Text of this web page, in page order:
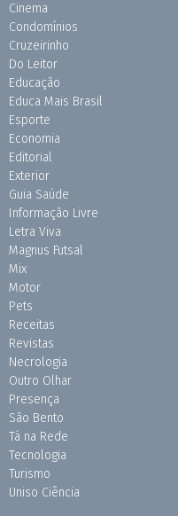
Cinema
Condomínios
Cruzeirinho
Do Leitor
Educação
Educa Mais Brasil
Esporte
Economia
Editorial
Exterior
Guia Saúde
Informação Livre
Letra Viva
Magnus Futsal
Mix
Motor
Pets
Receitas
Revistas
Necrologia
Outro Olhar
Presença
São Bento
Tá na Rede
Tecnologia
Turismo
Uniso Ciência